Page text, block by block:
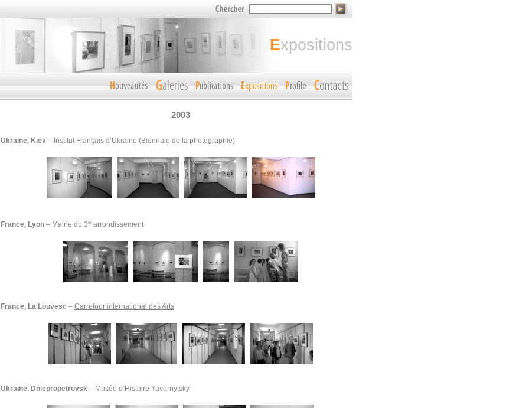
expositions
2003
Ukraine, Kiev – Institut Français d’Ukraine (Biennale de la photographie)
France, Lyon – Mairie du 3e arrondissement
France, La Louvesc – Carrefour international des Arts
Ukraine, Dniepropetrovsk – Musée d’Histoire Yavornytsky